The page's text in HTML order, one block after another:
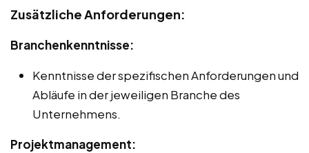
Zusätzliche Anforderungen:
Branchenkenntnisse:
Kenntnisse der spezifischen Anforderungen und
Abläufe in der jeweiligen Branche des
Unternehmens.
Projektmanagement: